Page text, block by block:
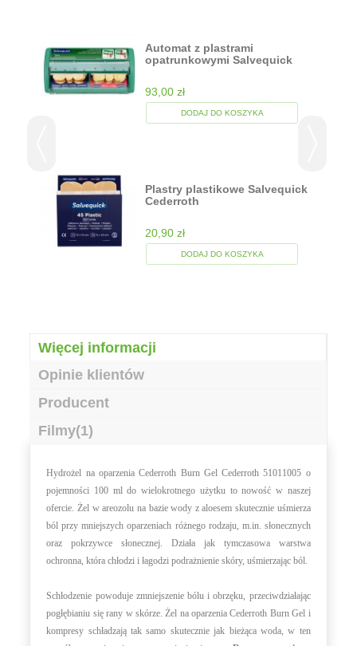
Automat z plastrami
opatrunkowymi Salvequick
93,00 zł
DODAJ DO KOSZYKA
Plastry plastikowe Salvequick
Cederroth
20,90 zł
DODAJ DO KOSZYKA
Więcej informacji
Opinie klientów
Producent
Filmy(1)
Hydrożel na oparzenia Cederroth Burn Gel Cederroth 51011005 o
pojemności 100 ml do wielokrotnego użytku to nowość w naszej
ofercie. Żel w areozolu na bazie wody z aloesem skutecznie uśmierza
ból przy mniejszych oparzeniach różnego rodzaju, m.in. słonecznych
oraz pokrzywce słonecznej. Działa jak tymczasowa warstwa
ochronna, która chłodzi i łagodzi podrażnienie skóry, uśmierzając ból.
Schłodzenie powoduje zmniejszenie bólu i obrzęku, przeciwdziałając
pogłębianiu się rany w skórze. Żel na oparzenia Cederroth Burn Gel i
kompresy schładzają tak samo skutecznie jak bieżąca woda, w ten